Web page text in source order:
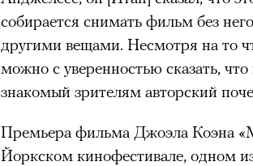
собирается снимать фильм без
другими вещами. Несмотря на то
можно с уверенностью сказать,
знакомый зрителям авторский
Премьера фильма Джоэла Коэна
Йоркском кинофестивале, одном